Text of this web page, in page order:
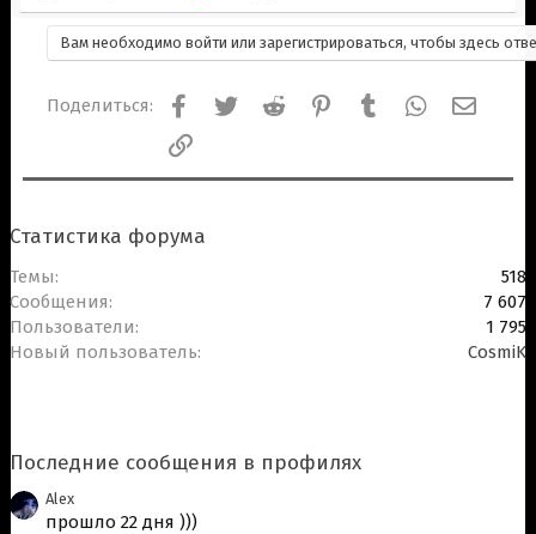
Вам необходимо войти или зарегистрироваться, чтобы здесь
Поделиться: Facebook
TwitterReddit PinterestTumblrWhatsApp
Ссылка
Статистика форума
Темы
518
Сообщения
7 607
Пользователи
1 795
Новый пользователь
CosmiK
Последние сообщения в профилях
Alex
прошло 22 дня )))